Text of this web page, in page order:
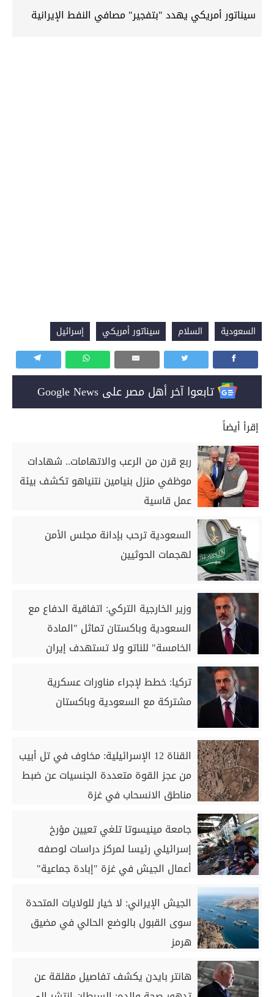
سيناتور أمريكي يهدد "بتفجير" مصافي النفط الإيرانية
السعودية السلام سيناتور أمريكي إسرائيل
تابعوا آخر أهل مصر على Google News
إقرأ أيضاً
ربع قرن من الرعب والاتهامات.. شهادات
موظفي منزل بنيامين نتنياهو تكشف بيئة
عمل قاسية
السعودية ترحب بإدانة مجلس الأمن
لهجمات الحوثيين
وزير الخارجية التركي: اتفاقية الدفاع مع
السعودية وباكستان تماثل "المادة
الخامسة" للناتو ولا تستهدف إيران
تركيا: خطط لإجراء مناورات عسكرية
مشتركة مع السعودية وباكستان
القناة 12 الإسرائيلية: مخاوف في تل أبيب
من عجز القوة متعددة الجنسيات عن ضبط
مناطق الانسحاب في غزة
جامعة مينيسوتا تلغي تعيين مؤرخ
إسرائيلي رئيسا لمركز دراسات لوصفه
أعمال الجيش في غزة "إبادة جماعية"
الجيش الإيراني: لا خيار للولايات المتحدة
سوى القبول بالوضع الحالي في مضيق
هرمز
هانتر بايدن يكشف تفاصيل مقلقة عن